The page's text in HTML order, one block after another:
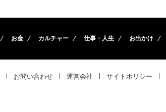
お金 カルチャー 仕事・人生 お出かけ
お問い合わせ 運営会社 サイトポリシー